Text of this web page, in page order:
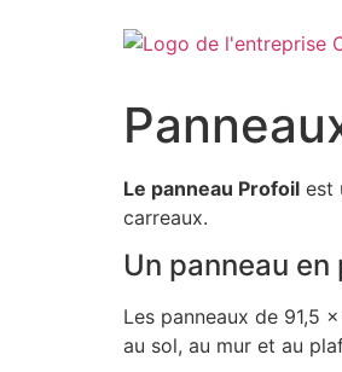
Le panneau Profoil est
carreaux.
Un panneau
Les panneaux de 91,5
au sol, au mur et au